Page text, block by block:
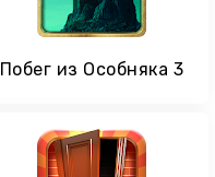
Побег из Особняка 3